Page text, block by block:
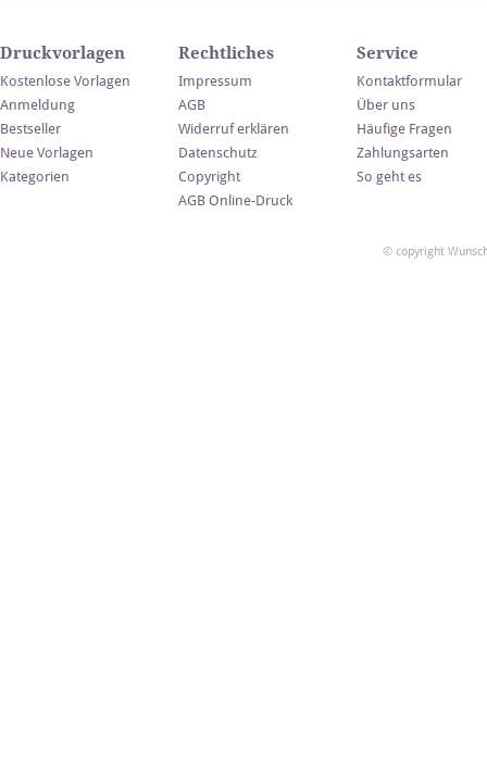
Druckvorlagen
Kostenlose Vorlagen
Anmeldung
Bestseller
Neue Vorlagen
Kategorien
Rechtliches
Impressum
AGB
Widerruf erklären
Datenschutz
Copyright
AGB Online-Druck
Service
Kontaktformular
Über uns
Häufige Fragen
Zahlungsarten
So geht es
© copyright